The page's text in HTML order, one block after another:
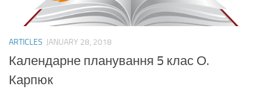
ARTICLES JANUARY 28, 2018
Календарне планування 5 клас О.
Карпюк